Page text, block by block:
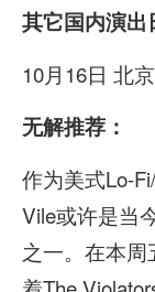
其它国内演出
10月16日 北
无解推荐：
作为美式Lo-
Vile或许是当
之一。在本